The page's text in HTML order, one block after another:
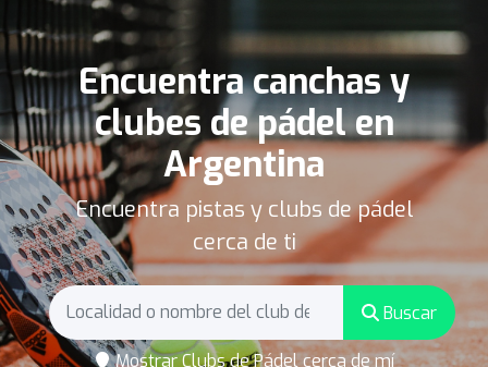
Encuentra canchas y
clubes de pádel en
Argentina
Encuentra pistas y clubs de pádel
cerca de ti
Buscar
Mostrar Clubs de Pádel cerca de mí